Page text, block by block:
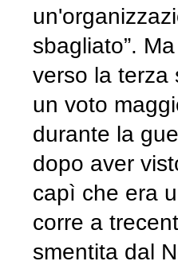
sbagliato”.
verso la terza
un voto
durante la
dopo aver
capì che era
corre a
smentita dal